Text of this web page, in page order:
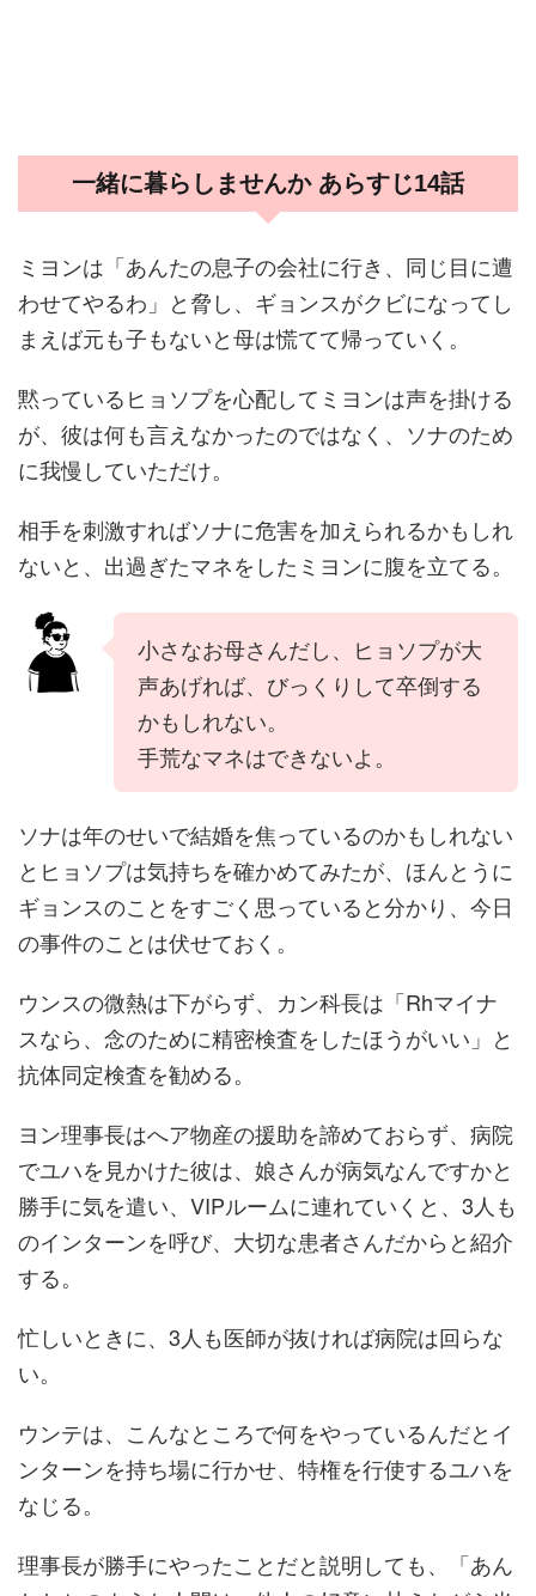
一緒に暮らしませんか あらすじ14話
ミヨンは「あんたの息子の会社に行き、同じ目に遭
わせてやるわ」と脅し、ギョンスがクビになってし
まえば元も子もないと母は慌てて帰っていく。
黙っているヒョソプを心配してミヨンは声を掛ける
が、彼は何も言えなかったのではなく、ソナのため
に我慢していただけ。
相手を刺激すればソナに危害を加えられるかもしれ
ないと、出過ぎたマネをしたミヨンに腹を立てる。
小さなお母さんだし、ヒョソプが大
声あげれば、びっくりして卒倒する
かもしれない。
手荒なマネはできないよ。
ソナは年のせいで結婚を焦っているのかもしれない
とヒョソプは気持ちを確かめてみたが、ほんとうに
ギョンスのことをすごく思っていると分かり、今日
の事件のことは伏せておく。
ウンスの微熱は下がらず、カン科長は「Rhマイナ
スなら、念のために精密検査をしたほうがいい」と
抗体同定検査を勧める。
ヨン理事長はへア物産の援助を諦めておらず、病院
でユハを見かけた彼は、娘さんが病気なんですかと
勝手に気を遣い、VIPルームに連れていくと、3人も
のインターンを呼び、大切な患者さんだからと紹介
する。
忙しいときに、3人も医師が抜ければ病院は回らな
い。
ウンテは、こんなところで何をやっているんだとイ
ンターンを持ち場に行かせ、特権を行使するユハを
なじる。
理事長が勝手にやったことだと説明しても、「あん